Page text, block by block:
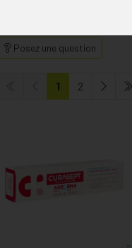
Posez une question
1 2